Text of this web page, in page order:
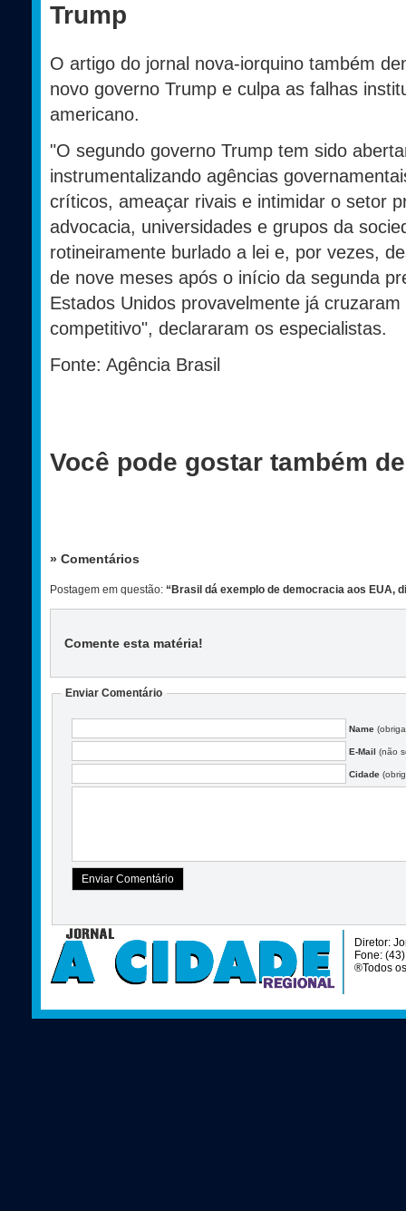
Trump
O artigo do jornal nova-iorquino também
novo governo Trump e culpa as falhas
americano.
"O segundo governo Trump tem sido
instrumentalizando agências
críticos, ameaçar rivais e intimidar o setor
advocacia, universidades e grupos da
rotineiramente burlado a lei e, por vezes,
de nove meses após o início da segunda
Estados Unidos provavelmente já
competitivo", declararam os especialistas.
Fonte: Agência Brasil
Você pode gostar também
» Comentários
Postagem em questão: “Brasil dá exemplo de democracia aos EUA,
Comente esta matéria!
Enviar Comentário
Name
E-Mail (não
Cidade
Diretor:
Fone:
®Todos